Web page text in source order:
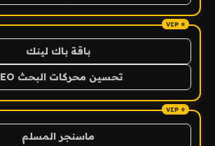
باقة باك لينك
تحسين محركات البحث SEO
ماسنجر المسلم